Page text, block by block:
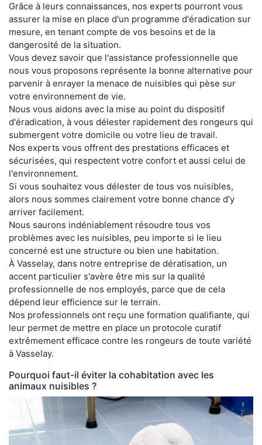
Grâce à leurs connaissances, nos experts pourront vous
assurer la mise en place d'un programme d'éradication sur
mesure, en tenant compte de vos besoins et de la
dangerosité de la situation.
Vous devez savoir que l'assistance professionnelle que
nous vous proposons représente la bonne alternative pour
parvenir à enrayer la menace de nuisibles qui pèse sur
votre environnement de vie.
Nous vous aidons avec la mise au point du dispositif
d'éradication, à vous délester rapidement des rongeurs qui
submergent votre domicile ou votre lieu de travail.
Nos experts vous offrent des prestations efficaces et
sécurisées, qui respectent votre confort et aussi celui de
l'environnement.
Si vous souhaitez vous délester de tous vos nuisibles,
alors nous sommes clairement votre bonne chance d'y
arriver facilement.
Nous saurons indéniablement résoudre tous vos
problèmes avec les nuisibles, peu importe si le lieu
concerné est une structure ou bien une habitation.
À Vasselay, dans notre entreprise de dératisation, un
accent particulier s'avère être mis sur la qualité
professionnelle de nos employés, parce que de cela
dépend leur efficience sur le terrain.
Nos professionnels ont reçu une formation qualifiante, qui
leur permet de mettre en place un protocole curatif
extrêmement efficace contre les rongeurs de toute variété
à Vasselay.
Pourquoi faut-il éviter la cohabitation avec les
animaux nuisibles ?